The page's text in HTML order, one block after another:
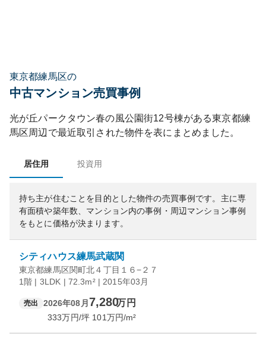
東京都練馬区の
中古マンション売買事例
光が丘パークタウン春の風公園街12号棟がある東京都練
馬区周辺で最近取引された物件を表にまとめました。
居住用 投資用
持ち主が住むことを目的とした物件の売買事例です。 主に専
有面積や築年数、マンション内の事例・周辺マンション事例
をもとに価格が決まります。
シティハウス練馬武蔵関
東京都練馬区関町北４丁目１６−２７
1階 | 3LDK | 72.3m² | 2015年03月
売出 2026年08月 7,280万円
333万円/坪 101万円/m²